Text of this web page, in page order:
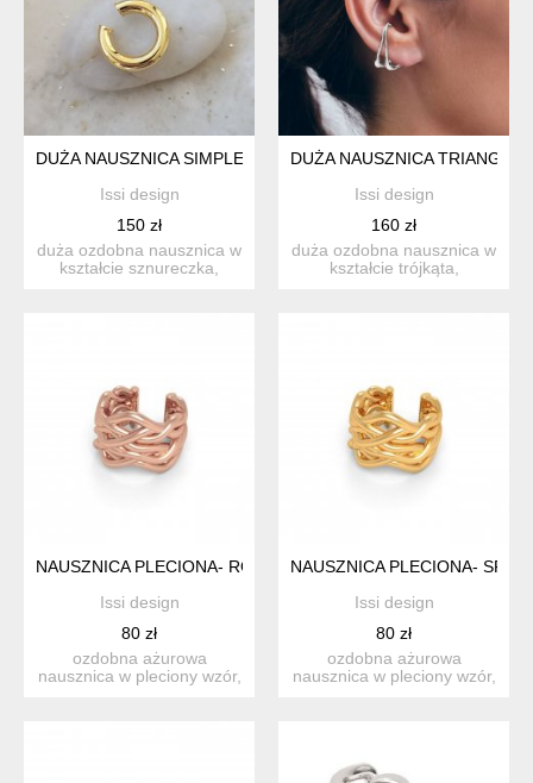
DUŻA NAUSZNICA SIMPLE 3,90 MM - SREBRO ZŁOCONE
Issi design
150 zł
duża ozdobna nausznica w
kształcie sznureczka,
DUŻA NAUSZNICA
Issi design
160 zł
duża ozdobna nausznica w
kształcie trójkąta,
NAUSZNICA PLECIONA- RÓŻOWE ZŁOTO
Issi design
80 zł
ozdobna ażurowa
nausznica w pleciony wzór,
NAUSZNICA PLECIONA-
Issi design
80 zł
ozdobna ażurowa
nausznica w pleciony wzór,